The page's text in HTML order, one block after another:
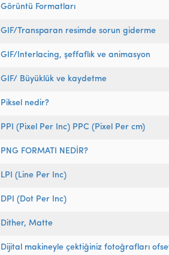
Görüntü Formatları
GIF/Transparan resimde sorun giderme
GIF/Interlacing, şeffaflık ve animasyon
GIF/ Büyüklük ve kaydetme
Piksel nedir?
PPI (Pixel Per Inc) PPC (Pixel Per cm)
PNG FORMATI NEDİR?
LPI (Line Per Inc)
DPI (Dot Per Inc)
Dither, Matte
Dijital makineyle çektiğiniz fotoğrafları